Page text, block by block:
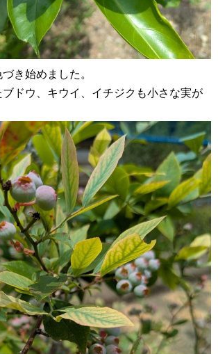
き始めました。
ドウ、キウイ、イチジクも小さな実が